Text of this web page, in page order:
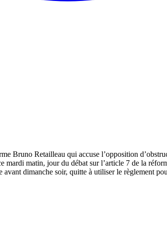
matin, jour du débat sur l’article 7 de la
dimanche soir, quitte à utiliser le règlement